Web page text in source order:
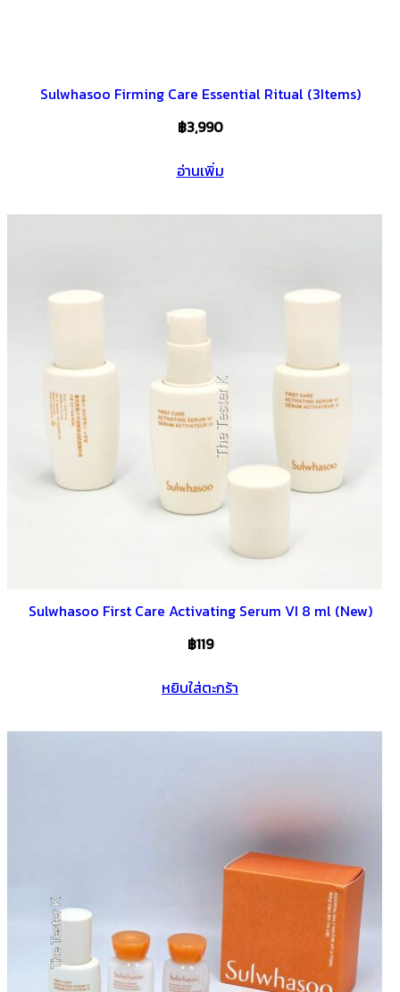
Sulwhasoo Firming Care Essential Ritual (3Items)
฿3,990
อ่านเพิ่ม
Sulwhasoo First Care Activating Serum VI 8 ml (New)
฿119
หยิบใส่ตะกร้า